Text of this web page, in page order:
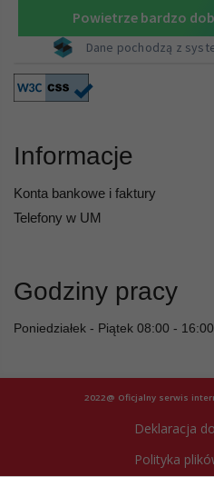
Informacje
Konta bankowe i faktury
Telefony w UM
Godziny pracy
Poniedziałek - Piątek 08:00 - 16:00
2022@ Oficjalny serwis
Deklaracja
Polityka